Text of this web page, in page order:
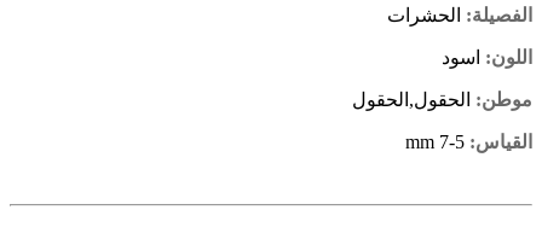
الفصيلة: الحشرات
اللون: اسود
موطن: الحقول,الحقول
القياس: